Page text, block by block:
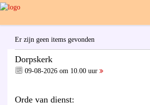
Er zijn geen items gevonden
Dorpskerk
09-08-2026 om 10.00 uur
Orde van dienst: